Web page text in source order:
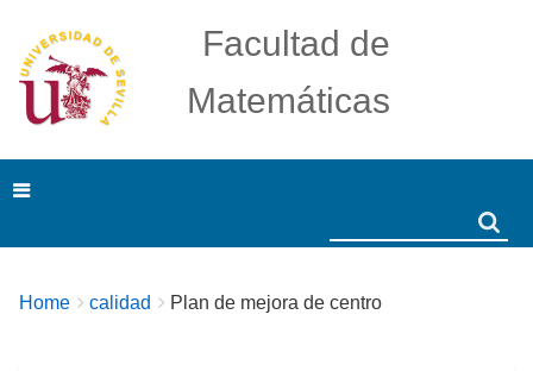
Facultad de
Matemáticas
Breadcrumbs
You
Home calidad Plan de mejora de centro